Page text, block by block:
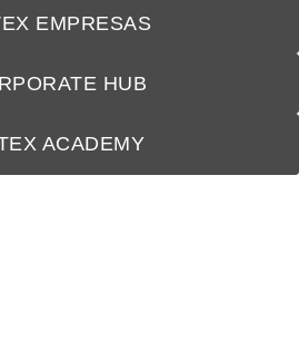
EMPRESAS
HUB
ACADEMY